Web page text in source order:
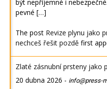
být nepříjemné i
pevné […]
The post Revize plynu jako
nechceš řešit pozdě first
Zlaté zásnubní prsteny jako
20 dubna 2026 - info@press-